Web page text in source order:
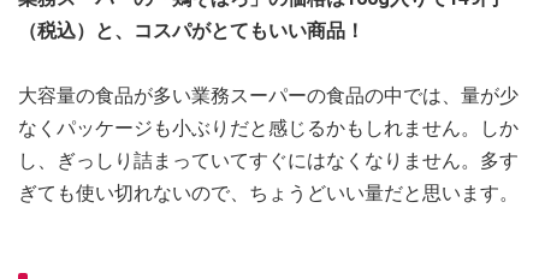
（税込）と、コスパがとてもいい商品！
大容量の食品が多い業務スーパーの食品の中では、量が少
なくパッケージも小ぶりだと感じるかもしれません。しか
し、ぎっしり詰まっていてすぐにはなくなりません。多す
ぎても使い切れないので、ちょうどいい量だと思います。